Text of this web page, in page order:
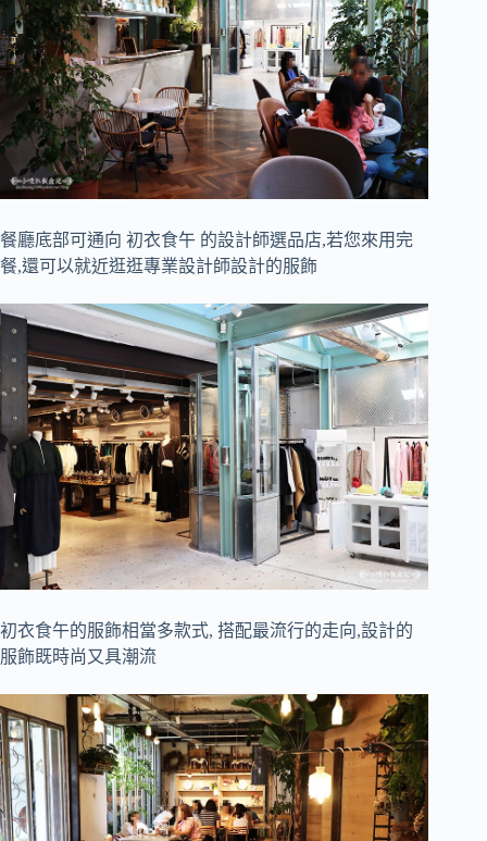
餐廳底部可通向 初衣食午 的設計師選品店,若您來用完
餐,還可以就近逛逛專業設計師設計的服飾
初衣食午的服飾相當多款式, 搭配最流行的走向,設計的
服飾既時尚又具潮流